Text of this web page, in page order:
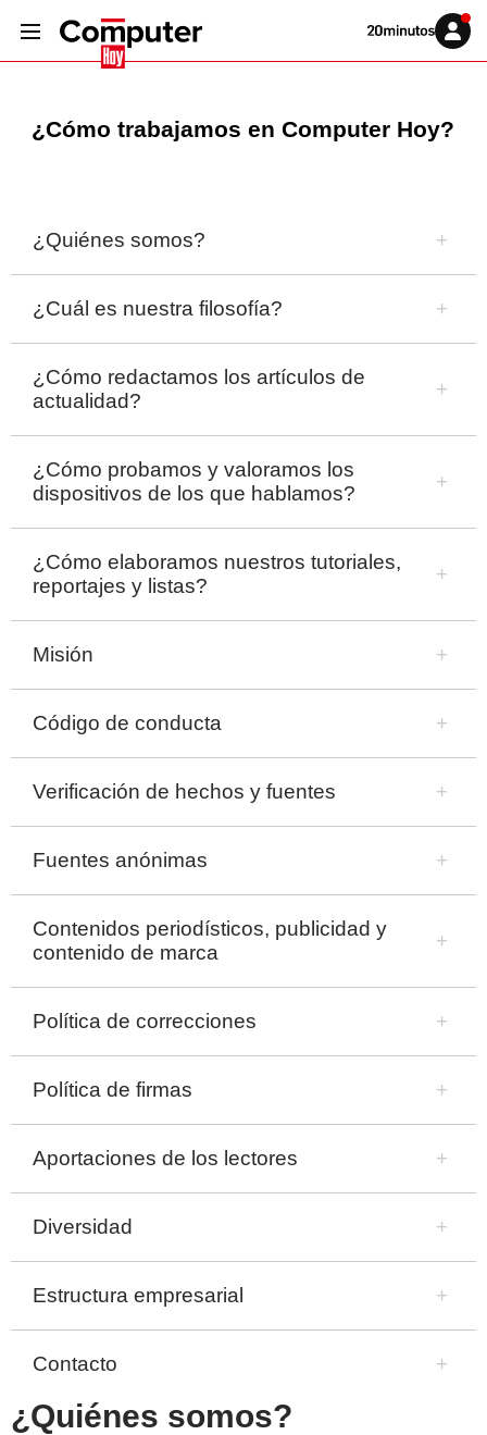
Volver
Iniciar
sesión
¿Cómo trabajamos en Computer Hoy?
¿Quiénes somos?
¿Cuál es nuestra filosofía?
¿Cómo redactamos los artículos de
actualidad?
¿Cómo probamos y valoramos los
dispositivos de los que hablamos?
¿Cómo elaboramos nuestros tutoriales,
reportajes y listas?
Misión
Código de conducta
Verificación de hechos y fuentes
Fuentes anónimas
Contenidos periodísticos, publicidad y
contenido de marca
Política de correcciones
Política de firmas
Aportaciones de los lectores
Diversidad
Estructura empresarial
Contacto
¿Quiénes somos?